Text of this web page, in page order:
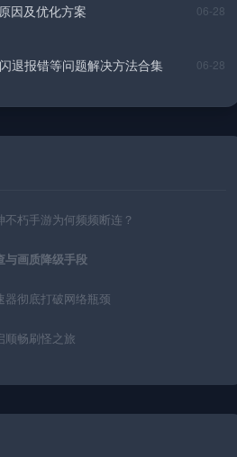
因及优化方案 06-28
退报错等问题解决方法合集 06-28
朽手游为何频频断连？
与画质降级手段
彻底打破网络瓶颈
顺畅刷怪之旅